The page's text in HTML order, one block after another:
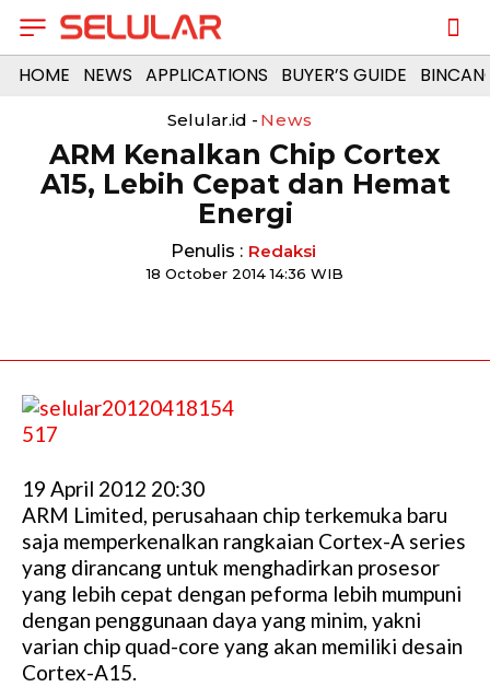
HOME NEWS APPLICATIONS BUYER’S GUIDE
Selular.id - News
ARM Kenalkan Chip Cortex
A15, Lebih Cepat dan Hemat
Energi
Penulis : Redaksi
18 October 2014 14:36 WIB
19 April 2012 20:30
ARM Limited, perusahaan chip terkemuka baru
saja memperkenalkan rangkaian Cortex-A series
yang dirancang untuk menghadirkan prosesor
yang lebih cepat dengan peforma lebih mumpuni
dengan penggunaan daya yang minim, yakni
varian chip quad-core yang akan memiliki desain
Cortex-A15.